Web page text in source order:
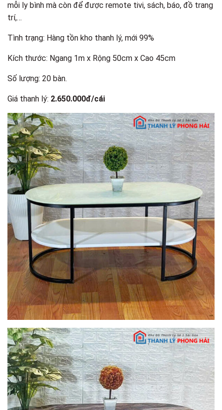
mỗi ly bình mà còn để được remote tivi, sách, báo, đồ trang
trí,…
Tình trạng: Hàng tồn kho thanh lý, mới 99%
Kích thước: Ngang 1m x Rộng 50cm x Cao 45cm
Số lượng: 20 bàn.
Giá thanh lý: 2.650.000đ/cái